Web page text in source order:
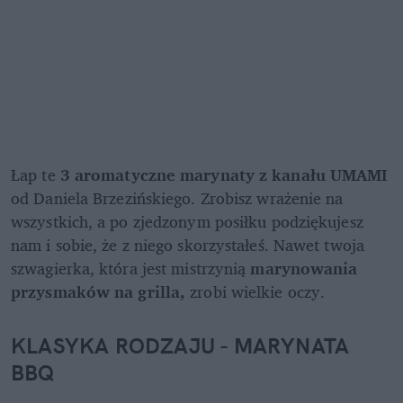
Łap te
od Daniela Brzezińskiego. Zrobisz wrażenie na
wszystkich, a po zjedzonym posiłku podziękujesz
nam i sobie, że z niego skorzystałeś. Nawet twoja
szwagierka, która jest mistrzynią marynowania
przysmaków na grilla, zrobi wielkie oczy.
KLASYKA RODZAJU - MARYNATA
BBQ